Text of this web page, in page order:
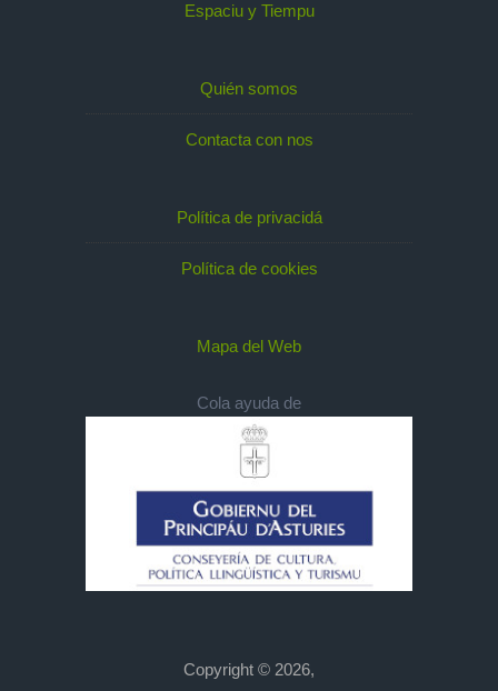
Espaciu y Tiempu
Quién somos
Contacta con nos
Política de privacidá
Política de cookies
Mapa del Web
Cola ayuda de
Copyright © 2026,